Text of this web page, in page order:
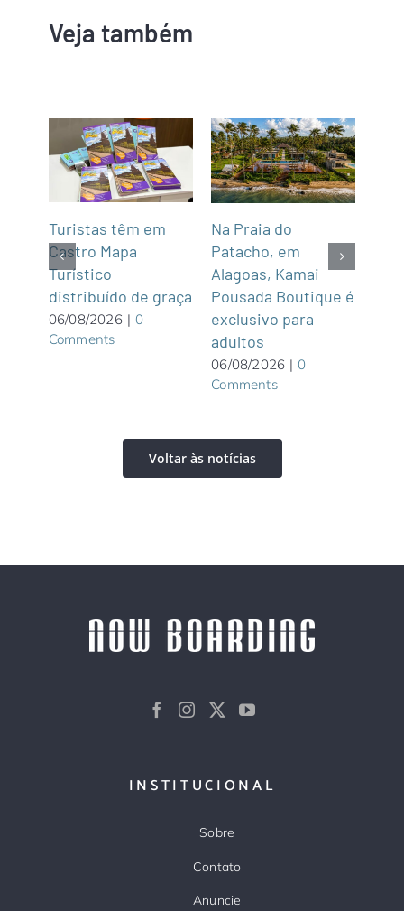
Veja também
Turistas têm em
Castro Mapa
Turístico
distribuído de graça
06/08/2026 | 0
Comments
Na Praia do
Patacho, em
Alagoas, Kamai
Pousada Boutique é
exclusivo para
adultos
06/08/2026 | 0
Comments
Voltar às notícias
INSTITUCIONAL
Sobre
Contato
Anuncie